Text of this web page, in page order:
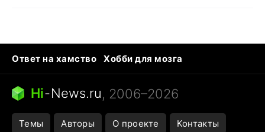
Ответ на хамство
Хобби для мозга
Бензин 100 и 95
Тунцы в океанариуме
Следующая пандемия
Hi-News.ru, 2006–2026
Темы Авторы О проекте Контакты